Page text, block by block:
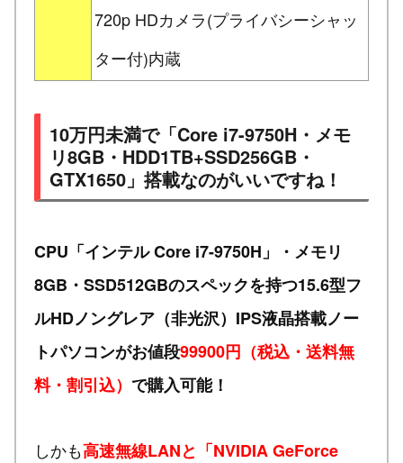
720p HDカメラ(プライバシーシャッ
ター付)内蔵
10万円未満で「Core i7-9750H・メモ
リ8GB・HDD1TB+SSD256GB・
GTX1650」搭載なのがいいですね！
CPU「インテル Core i7-9750H」・メモリ
8GB・SSD512GBのスペックを持つ15.6型フ
ルHDノングレア（非光沢）IPS液晶搭載ノー
トパソコンがお値段99900円（税込・送料無
料・割引込） で購入可能！
しかも高速無線LANと「NVIDIA GeForce